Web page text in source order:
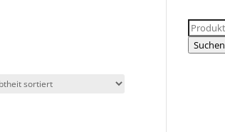
Suchen
nach:
Suchen